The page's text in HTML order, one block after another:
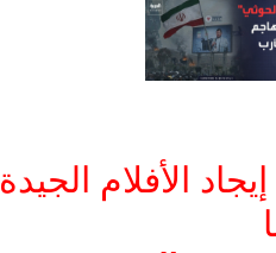
الأفلام الجيدة